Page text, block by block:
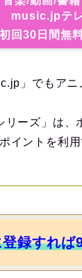
music.jpテ
初回30日間無
」でもア
ーズ」は、
イントを利
録すれ